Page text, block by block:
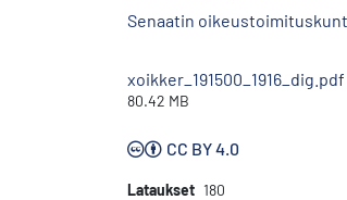
Senaatin
xoikker_191500_1916_dig.pdf
80.42 MB
CC BY 4.0
Lataukset 180